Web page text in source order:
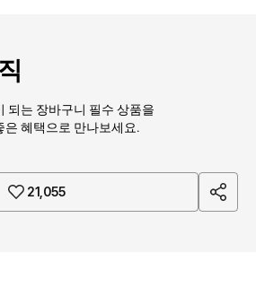
되는 장바구니 필수 상품을
은 혜택으로 만나보세요.
21,055
sha
re